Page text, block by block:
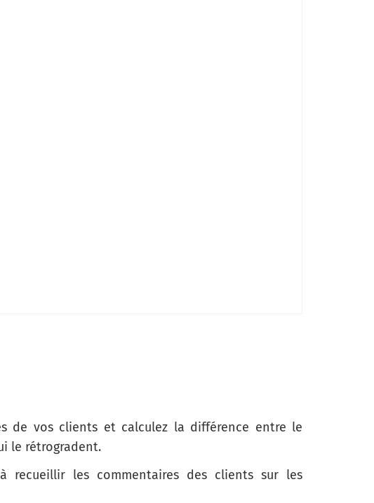
ci-dessous?
de vos clients et calculez la différence entre le
le rétrogradent.
recueillir les commentaires des clients sur les